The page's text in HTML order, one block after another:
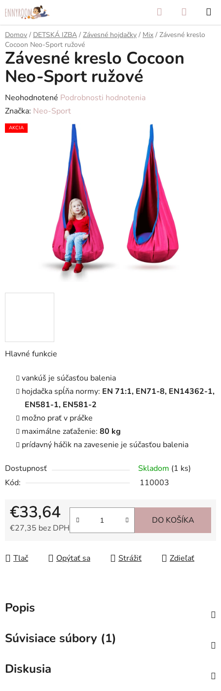
na
obsah
Hľadať
KOŠÍK
Domov / DETSKÁ IZBA / Závesné hojdačky / Mix / Závesné kreslo
Cocoon Neo-Sport ružové
Hlavné funkcie
vankúš je súčasťou balenia
hojdačka spĺňa normy: EN 71:1, EN71-8, EN14362-1,
EN581-1, EN581-2
možno prať v práčke
maximálne zaťaženie: 80 kg
prídavný háčik na zavesenie je súčasťou balenia
Dostupnosť Skladom (1 ks)
Kód:
110003
€33,64
€27,35 bez DPH
DO KOŠÍKA
Tlač Opýtať sa Strážiť Zdieľať
Závesné kreslo Cocoon
Neo-Sport ružové
Priemerné
hodnotenie
produktu
Neohodnotené Podrobnosti hodnotenia
Značka: Neo-Sport
AKCIA
Popis
Súvisiace súbory (1)
Diskusia